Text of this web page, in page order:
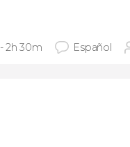
2h 30m Español